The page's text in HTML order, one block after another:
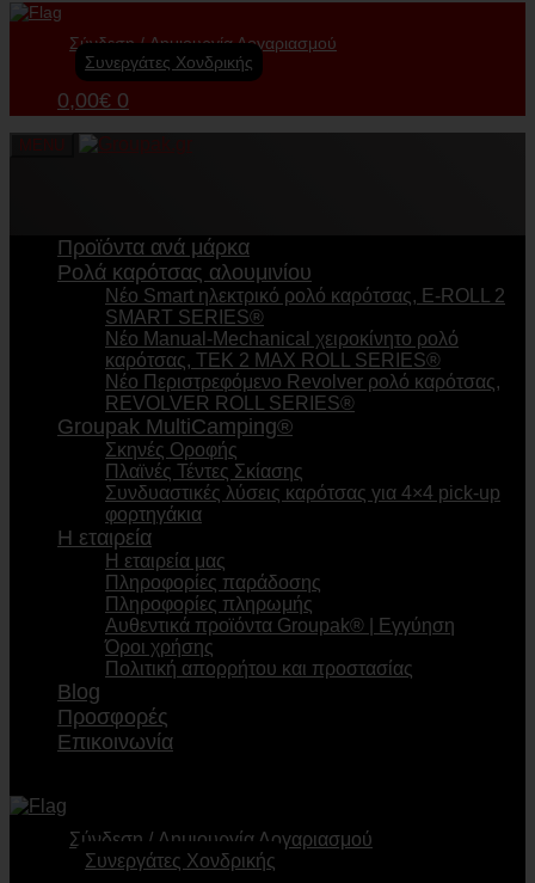
Σύνδεση
Δημιουργία Λογαριασμού
Συνεργάτες Χονδρικής
0,00€ 0
MENU
Προϊόντα ανά μάρκα
Ρολά καρότσας αλουμινίου
Νέο Smart ηλεκτρικό ρολό καρότσας, E-ROLL 2
SMART SERIES®
Νέο Manual-Mechanical χειροκίνητο ρολό
καρότσας, TEK 2 MAX ROLL SERIES®
Νέο Περιστρεφόμενο Revolver ρολό καρότσας,
REVOLVER ROLL SERIES®
Groupak MultiCamping®
Σκηνές Οροφής
Πλαϊνές Τέντες Σκίασης
Συνδυαστικές λύσεις καρότσας για 4×4 pick-up
φορτηγάκια
Η εταιρεία
Η εταιρεία μας
Πληροφορίες παράδοσης
Πληροφορίες πληρωμής
Αυθεντικά προϊόντα Groupak® | Εγγύηση
Όροι χρήσης
Πολιτική απορρήτου και προστασίας
Blog
Προσφορές
Επικοινωνία
Σύνδεση
Δημιουργία Λογαριασμού
Συνεργάτες Χονδρικής